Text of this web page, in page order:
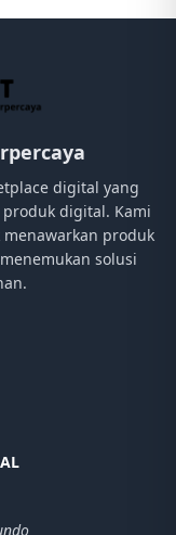
digital yang
digital. Kami
produk
solusi